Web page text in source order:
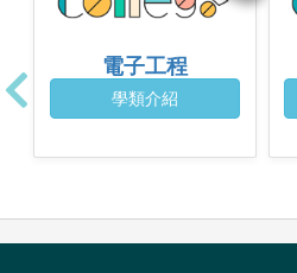
電子工程
學類介紹